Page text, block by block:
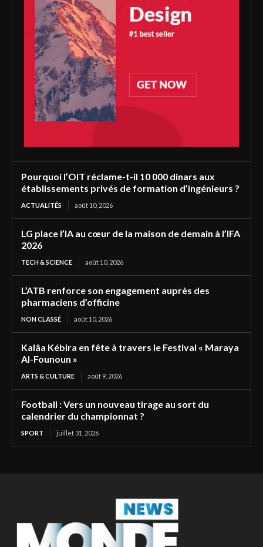
Pourquoi l’OIT réclame-t-il 10 000 dinars aux
établissements privés de formation d’ingénieurs ?
ACTUALITÉS août 10, 2026
LG place l’IA au cœur de la maison de demain à l’IFA
2026
TECH & SCIENCE août 10, 2026
L’ATB renforce son engagement auprès des
pharmaciens d’officine
NON CLASSÉ août 10, 2026
Kalâa Kébira en fête à travers le Festival « Maraya
Al-Founoun »
ARTS & CULTURE août 9, 2026
Football : Vers un nouveau tirage au sort du
calendrier du championnat ?
SPORT juillet 31, 2026